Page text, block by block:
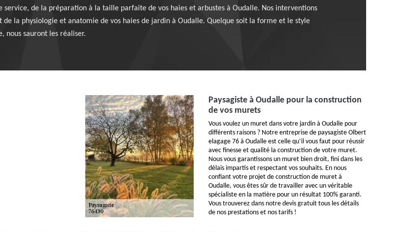
de la préparation à la taille parfaite de vos haies et arbustes à Oudalle. Nos interventions
la physiologie et anatomie de vos haies de jardin à Oudalle. Quelque soit la forme et le style
nous sauront les réaliser.
Paysagiste à Oudalle pour la construction
de vos murets
Vous voulez un muret dans votre jardin à Oudalle pour
différents raisons ? Notre entreprise de paysagiste Olbert
elagage 76 à Oudalle est celle qu’il vous faut pour réussir
avec finesse et qualité la construction de votre muret.
Nous vous garantissons un muret bien droit, fini dans les
délais impartis et respectant vos souhaits. En nous
confiant votre projet de construction de muret à
Oudalle, vous êtes sûr de travailler avec un véritable
spécialiste en la matière pour un résultat 100% garanti.
Vous trouverez dans notre devis gratuit tous les détails
de nos prestations et nos tarifs !